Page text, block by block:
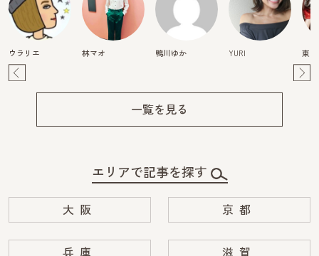
ウラリエ 林マオ 鴨川ゆか YURI 東真
一覧を見る
エリアで記事を探す
大阪 京都
兵庫 滋賀